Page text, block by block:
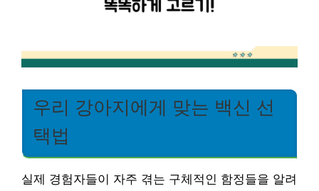
우리 강아지에게 맞는 백신 선
택법
실제 경험자들이 자주 겪는 구체적인 함정들을 알려